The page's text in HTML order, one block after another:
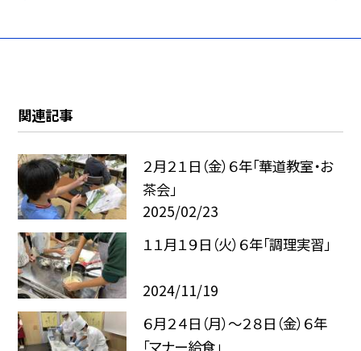
関連記事
２月２１日（金）６年「華道教室・お
茶会」
2025/02/23
１１月１９日（火）６年「調理実習」
2024/11/19
６月２４日（月）〜２８日（金）６年
「マナー給食」